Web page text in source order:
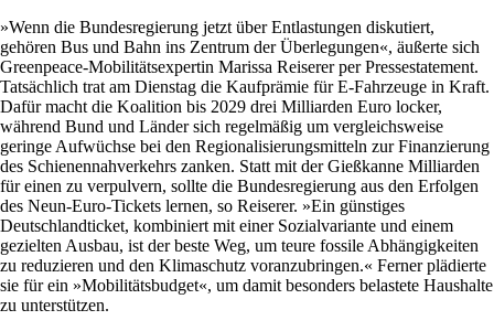
»Wenn die Bundesregierung jetzt über Entlastungen diskutiert,
gehören Bus und Bahn ins Zentrum der Überlegungen«, äußerte sich
Greenpeace-Mobilitätsexpertin Marissa Reiserer per Pressestatement.
Tatsächlich trat am Dienstag die Kaufprämie für E-Fahrzeuge in Kraft.
Dafür macht die Koalition bis 2029 drei Milliarden Euro locker,
während Bund und Länder sich regelmäßig um vergleichsweise
geringe Aufwüchse bei den Regionalisierungsmitteln zur Finanzierung
des Schienennahverkehrs zanken. Statt mit der Gießkanne Milliarden
für einen zu verpulvern, sollte die Bundesregierung aus den Erfolgen
des Neun-Euro-Tickets lernen, so Reiserer. »Ein günstiges
Deutschlandticket, kombiniert mit einer Sozialvariante und einem
gezielten Ausbau, ist der beste Weg, um teure fossile Abhängigkeiten
zu reduzieren und den Klimaschutz voranzubringen.« Ferner plädierte
sie für ein »Mobilitätsbudget«, um damit besonders belastete Haushalte
zu unterstützen.